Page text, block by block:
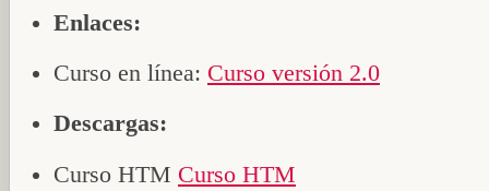
Enlaces:
Curso en línea: Curso versión 2.0
Descargas:
Curso HTM Curso HTM